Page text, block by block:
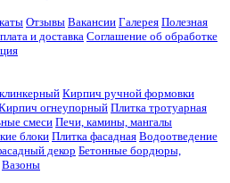
Отзывы Вакансии Галерея Полезная
и доставка Соглашение об обработке
Кирпич ручной формовки
огнеупорный Плитка тротуарная
смеси Печи, камины, мангалы
блоки Плитка фасадная Водоотведение
декор Бетонные бордюры,
Вазоны